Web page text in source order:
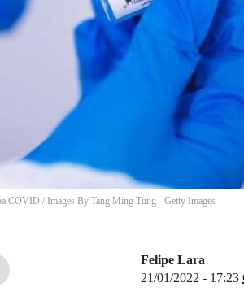
COVID / Images By Tang Ming Tung - Getty Images
Felipe Lara
21/01/2022 - 17:23